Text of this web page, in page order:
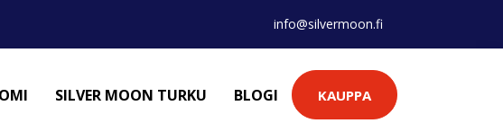
info@silvermoon.fi
SILVER MOON TURKU BLOGI KAUPPA